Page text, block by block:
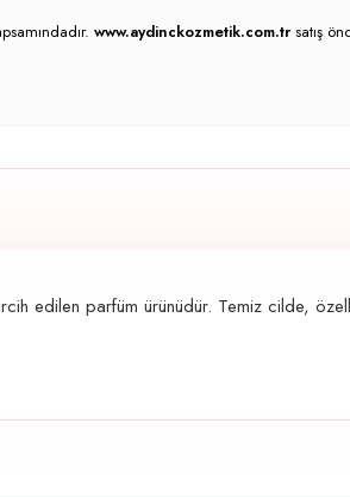
www.aydinckozmetik.com.tr satış
edilen parfüm ürünüdür. Temiz cilde,